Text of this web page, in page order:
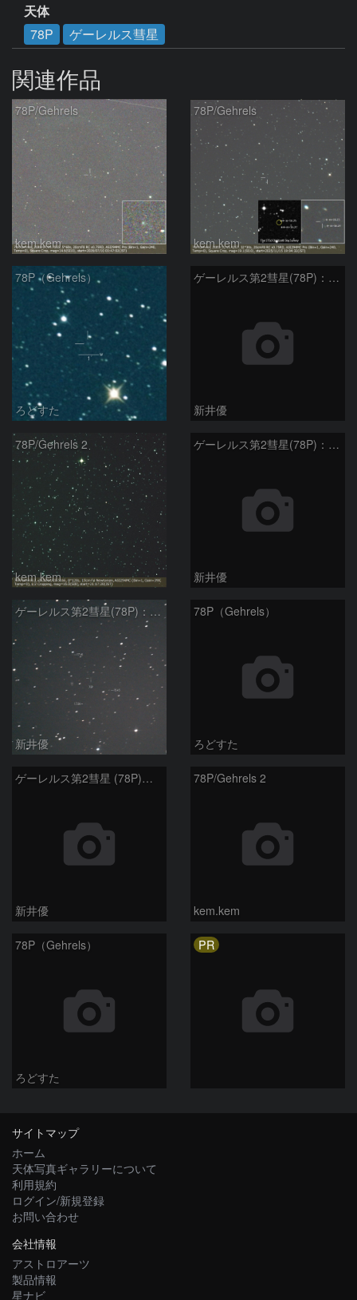
天体
78P
ゲーレルス彗星
関連作品
78P/Gehrels
kem.kem
78P/Gehrels
kem.kem
78P（Gehrels）
ろどすた
ゲーレルス第2彗星(78P)：2020/03/20
新井優
78P/Gehrels 2
kem.kem
ゲーレルス第2彗星(78P)：2020/02/18
新井優
ゲーレルス第2彗星(78P)：2020/01/22
新井優
78P（Gehrels）
ろどすた
ゲーレルス第2彗星 (78P)：2020/01/06
新井優
78P/Gehrels 2
kem.kem
78P（Gehrels）
ろどすた
PR
サイトマップ
ホーム
天体写真ギャラリーについて
利用規約
ログイン/新規登録
お問い合わせ
会社情報
アストロアーツ
製品情報
星ナビ